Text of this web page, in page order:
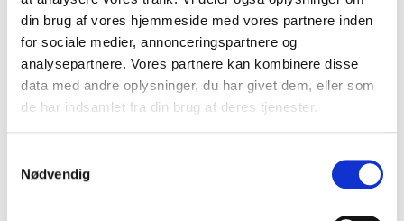
din brug af vores hjemmeside med vores partnere inden
for sociale medier, annonceringspartnere og
analysepartnere. Vores partnere kan kombinere disse
data med andre oplysninger, du har givet dem, eller som
de har indsamlet fra din brug af deres tjenester.
Nødvendig